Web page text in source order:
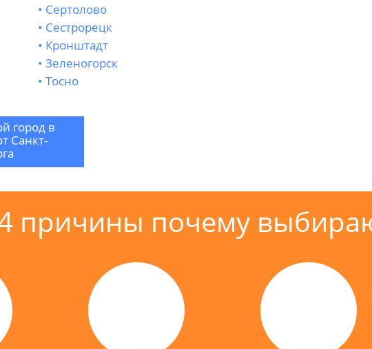
Сертолово
Сестрорецк
Кронштадт
Зеленогорск
Тосно
город в
Санкт-
причины почему